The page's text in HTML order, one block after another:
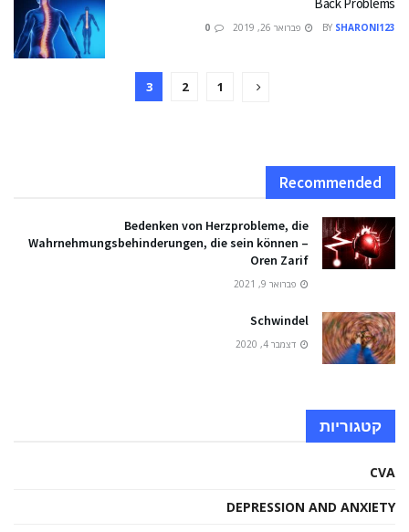
BY SHARONI123 פברואר 26, 2019
1
2
3
Recommended
Bedenken von Herzprobleme, die
Wahrnehmungsbehinderungen, die sein können –
Oren Zarif
פברואר 9, 2021
Schwindel
דצמבר 4, 2020
קטגוריות
CVA
DEPRESSION AND ANXIETY